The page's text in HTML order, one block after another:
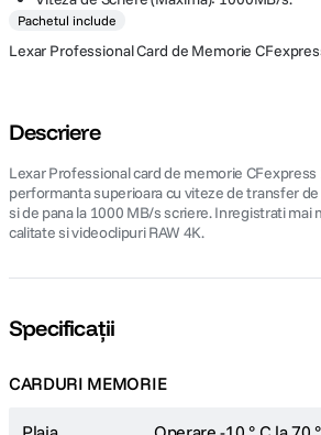
Pachetul include
Lexar Professional Card de Memorie
Descriere
Lexar Professional card de memorie
performanta superioara cu viteze de transfer
si de pana la 1000 MB/s scriere. Inregistrati mai
calitate si videoclipuri RAW 4K.
Specificații
CARDURI MEMORIE